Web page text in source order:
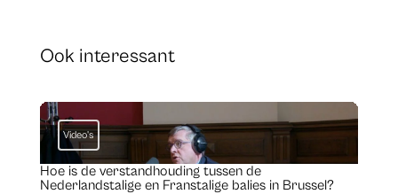
Ook interessant
Video's
Hoe is de verstandhouding tussen de
Nederlandstalige en Franstalige balies in Brussel?